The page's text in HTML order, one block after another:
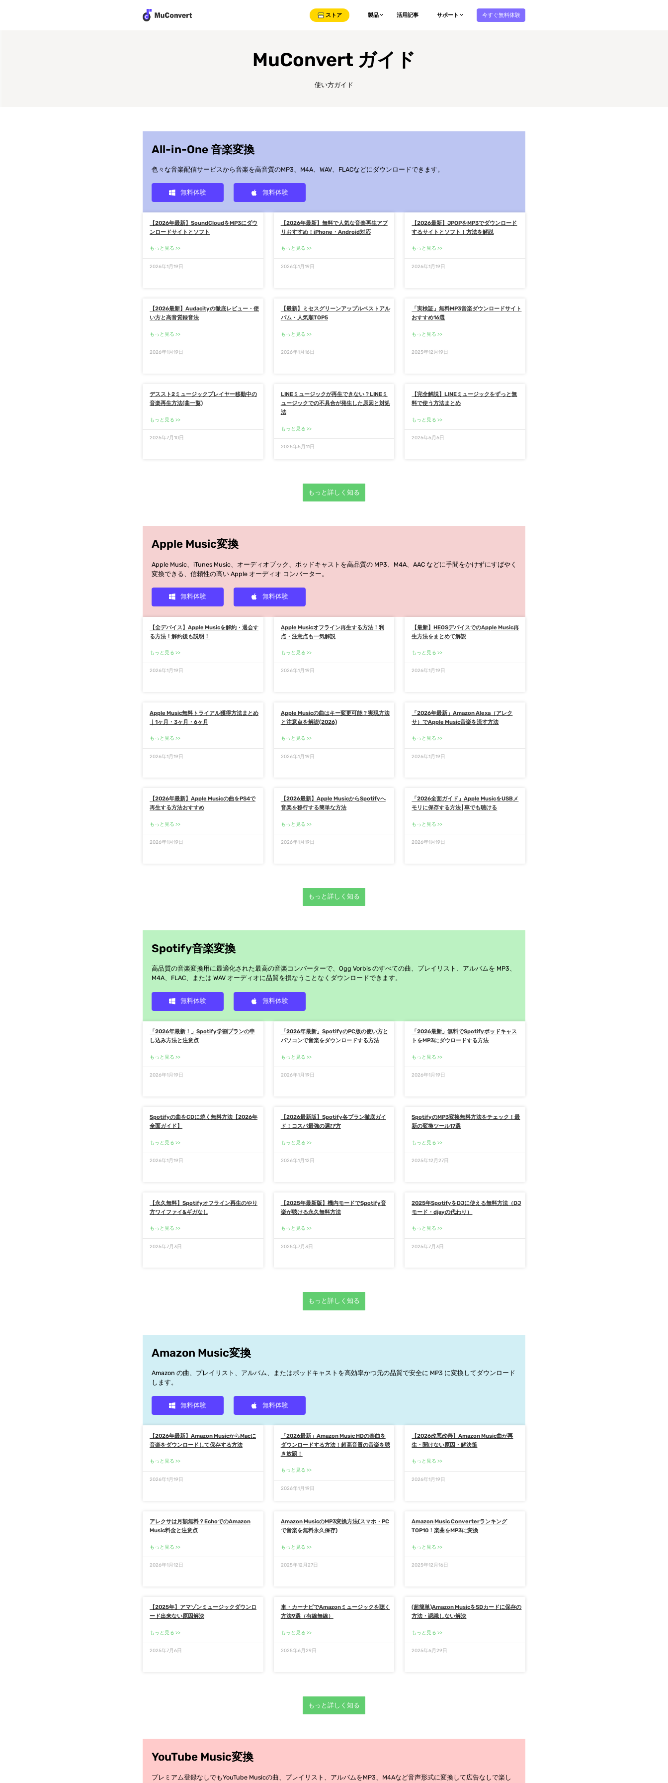
ストア 製品 活用記事 サポート 今すぐ無料体験
MuConvert ガイド
使い方ガイド
All-in-One 音楽変換
色々な音楽配信サービスから音楽を高音質のMP3、M4A、WAV、FLACなどにダウンロードできます。
無料体験 無料体験
【2026年最新】SoundCloudをMP3にダウ
ンロードサイトとソフト
もっと見る
2026年1月19日
【2026年最新】無料で人気な音楽再生アプ
リおすすめ！iPhone・Android対応
もっと見る
2026年1月19日
【2026最新】JPOPをMP3でダウンロード
するサイトとソフト！方法を解説
もっと見る
2026年1月19日
【2026最新】Audacityの徹底レビュー・使
い方と高音質録音法
もっと見る
2026年1月19日
【最新】ミセスグリーンアップルベストアル
バム・人気順TOP5
もっと見る
2026年1月16日
「実検証」無料MP3音楽ダウンロードサイト
おすすめ16選
もっと見る
2025年12月19日
デススト2ミュージックプレイヤー移動中の
音楽再生方法(曲一覧)
もっと見る
2025年7月10日
LINEミュージックが再生できない？LINEミ
ュージックでの不具合が発生した原因と対処
法
もっと見る
2025年5月11日
【完全解説】LINEミュージックをずっと無
料で使う方法まとめ
もっと見る
2025年5月6日
もっと詳しく知る
Apple Music変換
Apple Music、iTunes Music、オーディオブック、ポッドキャストを高品質の MP3、M4A、AAC などに手間をかけずにすばやく
変換できる、信頼性の高い Apple オーディオ コンバーター。
無料体験 無料体験
【全デバイス】Apple Musicを解約・退会す
る方法！解約後も説明！
もっと見る
2026年1月19日
Apple Musicオフライン再生する方法！利
点・注意点も一気解説
もっと見る
2026年1月19日
【最新】HEOSデバイスでのApple Music再
生方法をまとめて解説
もっと見る
2026年1月19日
Apple Music無料トライアル獲得方法まとめ
｜1ヶ月・3ヶ月・6ヶ月
もっと見る
2026年1月19日
Apple Musicの曲はキー変更可能？実現方法
と注意点を解説(2026)
もっと見る
2026年1月19日
「2026年最新」Amazon Alexa（アレク
サ）でApple Music音楽を流す方法
もっと見る
2026年1月19日
【2026年最新】Apple Musicの曲をPS4で
再生する方法おすすめ
もっと見る
2026年1月19日
【2026最新】Apple MusicからSpotifyへ
音楽を移行する簡単な方法
もっと見る
2026年1月19日
「2026全面ガイド」Apple MusicをUSBメ
モリに保存する方法 | 車でも聴ける
もっと見る
2026年1月19日
もっと詳しく知る
Spotify音楽変換
高品質の音楽変換用に最適化された最高の音楽コンバーターで、Ogg Vorbis のすべての曲、プレイリスト、アルバムを MP3、
M4A、FLAC、または WAV オーディオに品質を損なうことなくダウンロードできます。
無料体験 無料体験
「2026年最新！」Spotify学割プランの申
し込み方法と注意点
もっと見る
2026年1月19日
「2026年最新」SpotifyのPC版の使い方と
パソコンで音楽をダウンロードする方法
もっと見る
2026年1月19日
「2026最新」無料でSpotifyポッドキャス
トをMP3にダウロードする方法
もっと見る
2026年1月19日
Spotifyの曲をCDに焼く無料方法【2026年
全面ガイド】
もっと見る
2026年1月19日
【2026最新版】Spotify各プラン徹底ガイ
ド！コスパ最強の選び方
もっと見る
2026年1月12日
SpotifyのMP3変換無料方法をチェック！最
新の変換ツール17選
もっと見る
2025年12月27日
【永久無料】Spotifyオフライン再生のやり
方ワイファイ&ギガなし
もっと見る
2025年7月3日
【2025年最新版】機内モードでSpotify音
楽が聴ける永久無料方法
もっと見る
2025年7月3日
2025年SpotifyをDJに使える無料方法（DJ
モード・djayの代わり）
もっと見る
2025年7月3日
もっと詳しく知る
Amazon Music変換
Amazon の曲、プレイリスト、アルバム、またはポッドキャストを高効率かつ元の品質で安全に MP3 に変換してダウンロード
します。
無料体験 無料体験
【2026年最新】Amazon MusicからMacに
音楽をダウンロードして保存する方法
もっと見る
2026年1月19日
「2026最新」Amazon Music HDの楽曲を
ダウンロードする方法！超高音質の音楽を聴
き放題！
もっと見る
2026年1月19日
【2026改悪改善】Amazon Music曲が再
生・聞けない原因・解決策
もっと見る
2026年1月19日
アレクサは月額無料？EchoでのAmazon
Music料金と注意点
もっと見る
2026年1月12日
Amazon MusicのMP3変換方法(スマホ・PC
で音楽を無料永久保存)
もっと見る
2025年12月27日
Amazon Music Converterランキング
TOP10！楽曲をMP3に変換
もっと見る
2025年12月16日
【2025年】アマゾンミュージックダウンロ
ード出来ない原因解決
もっと見る
2025年7月6日
車・カーナビでAmazonミュージックを聴く
方法9選（有線無線）
もっと見る
2025年6月29日
(超簡単)Amazon MusicをSDカードに保存の
方法・認識しない解決
もっと見る
2025年6月29日
もっと詳しく知る
YouTube Music変換
プレミアム登録なしでもYouTube Musicの曲、プレイリスト、アルバムをMP3、M4Aなど音声形式に変換して広告なしで楽し